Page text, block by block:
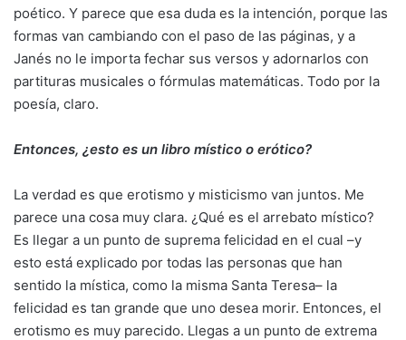
poético. Y parece que esa duda es la intención, porque las
formas van cambiando con el paso de las páginas, y a
Janés no le importa fechar sus versos y adornarlos con
partituras musicales o fórmulas matemáticas. Todo por la
poesía, claro.
Entonces, ¿esto es un libro místico o erótico?
La verdad es que erotismo y misticismo van juntos. Me
parece una cosa muy clara. ¿Qué es el arrebato místico?
Es llegar a un punto de suprema felicidad en el cual –y
esto está explicado por todas las personas que han
sentido la mística, como la misma Santa Teresa– la
felicidad es tan grande que uno desea morir. Entonces, el
erotismo es muy parecido. Llegas a un punto de extrema